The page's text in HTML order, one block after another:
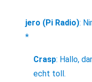
jero (Pi Radio):
*
Crasp: Hallo,
echt toll.